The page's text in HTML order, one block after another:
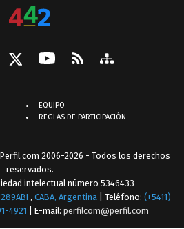
EQUIPO
REGLAS DE PARTICIPACIÓN
2006-2026 - Todos los derechos
reservados.
intelectual número 5346433
, CABA, Argentina | Teléfono: (+5411)
4921 | E-mail: perfilcom@perfil.com